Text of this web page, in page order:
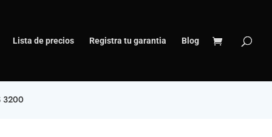
Lista de precios Registra tu garantia Blog
3200